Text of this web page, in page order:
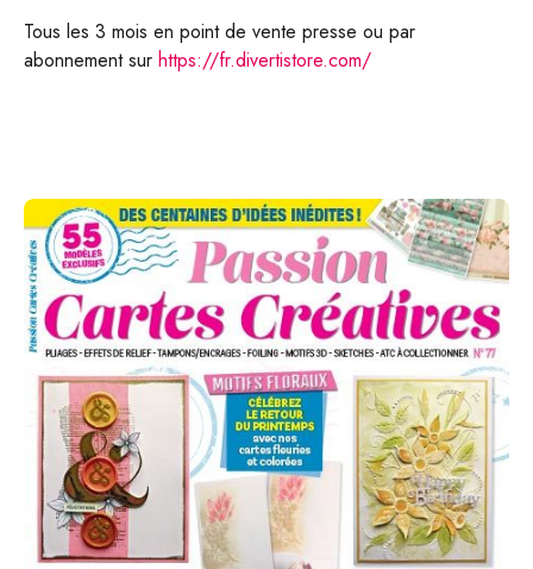
Tous les 3 mois en point de vente presse ou par
abonnement sur https://fr.divertistore.com/